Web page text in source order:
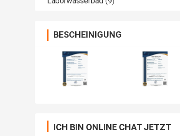
BESCHEINIGUNG
ICH BIN ONLINE CHAT JETZT